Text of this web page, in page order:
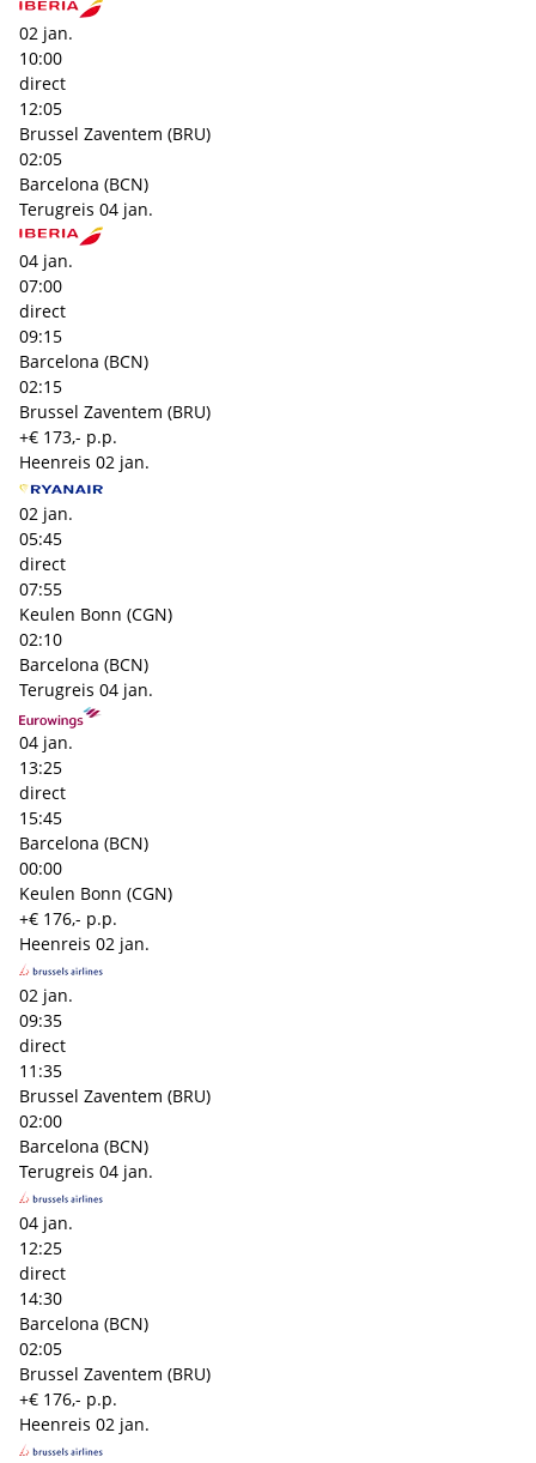
02 jan.
10:00
direct
12:05
Brussel Zaventem (BRU)
02:05
Barcelona (BCN)
Terugreis 04 jan.
04 jan.
07:00
direct
09:15
Barcelona (BCN)
02:15
Brussel Zaventem (BRU)
+€ 173,- p.p.
Heenreis 02 jan.
02 jan.
05:45
direct
07:55
Keulen Bonn (CGN)
02:10
Barcelona (BCN)
Terugreis 04 jan.
04 jan.
13:25
direct
15:45
Barcelona (BCN)
00:00
Keulen Bonn (CGN)
+€ 176,- p.p.
Heenreis 02 jan.
02 jan.
09:35
direct
11:35
Brussel Zaventem (BRU)
02:00
Barcelona (BCN)
Terugreis 04 jan.
04 jan.
12:25
direct
14:30
Barcelona (BCN)
02:05
Brussel Zaventem (BRU)
+€ 176,- p.p.
Heenreis 02 jan.